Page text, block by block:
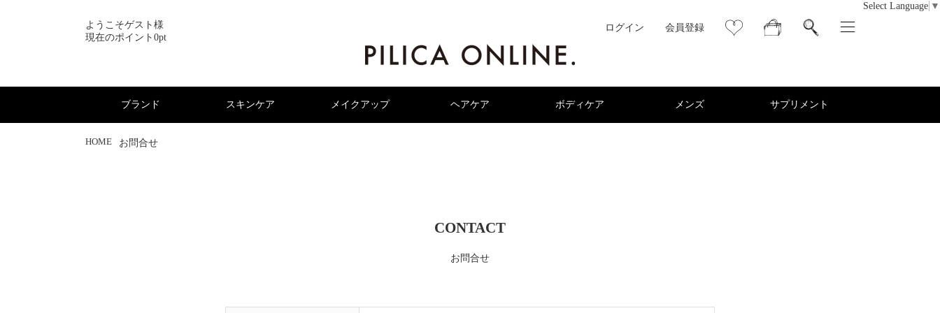
Select Language ▼
ようこそゲスト様
現在のポイント0pt
ログイン 会員登録
ブランド スキンケア メイクアップ ヘアケア ボディケア メンズ サプリメント
HOME お問合せ
CONTACT
お問合せ